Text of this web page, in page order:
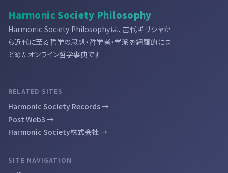
Harmonic Society Philosophy
Harmonic Society Philosophyは、古代ギリシャか
ら近代に至る哲学の思想・哲学者・学派を網羅的にま
とめたオンライン哲学事典です
RELATED SITES
Harmonic Society Records →
Post Web3 →
Harmonic Society株式会社 →
SITE NAVIGATION